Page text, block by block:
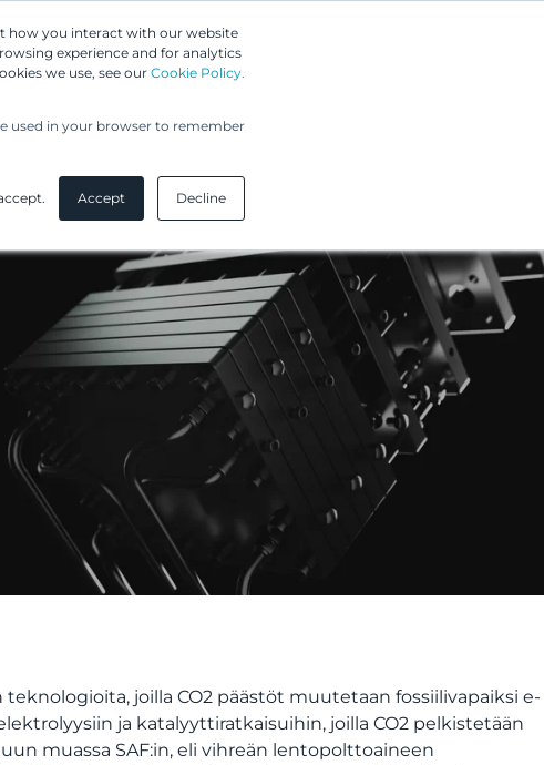
how you interact with our website
experience and for analytics
we use, see our Cookie Policy.
used in your browser to remember
Accept Decline
& UPC Asiakkaamme
joilla CO2 päästöt muutetaan fossiilivapaiksi e-
ja katalyyttiratkaisuihin, joilla CO2 pelkistetään
muassa SAF:in, eli vihreän lentopolttoaineen